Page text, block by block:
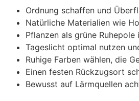
Ordnung schaffen und
Natürliche Materialien wie
Pflanzen als grüne Ruhepole
Tageslicht optimal nutzen
Ruhige Farben wählen, die
Einen festen Rückzugsort
Bewusst auf Lärmquellen